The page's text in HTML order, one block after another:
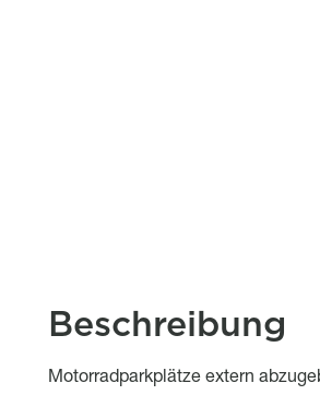
Beschreibung
Object description
Motorradparkplätze extern